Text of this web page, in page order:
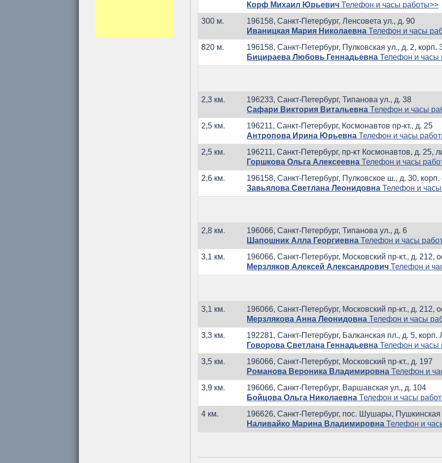
Корф Михаил Юрьевич Телефон и часы работы>>
300 м.
196158, Санкт-Петербург, Ленсовета ул., д. 90
Иваницкая Мария Николаевна Телефон и часы
820 м.
196158, Санкт-Петербург, Пулковская ул., д. 2, корп.
Бицираева Любовь Геннадьевна Телефон и часы
2,3 км.
196233, Санкт-Петербург, Типанова ул., д. 38
Сафари Виктория Витальевна Телефон и часы
2,5 км.
196211, Санкт-Петербург, Космонавтов пр-кт., д. 25
Антропова Ирина Юрьевна Телефон и часы
2,5 км.
196211, Санкт-Петербург, пр-кт Космонавтов, д. 25,
Горшкова Ольга Алексеевна Телефон и часы
2,6 км.
196158, Санкт-Петербург, Пулковское ш., д. 30, корп.
Завьялова Светлана Леонидовна Телефон и
2,8 км.
196066, Санкт-Петербург, Типанова ул., д. 6
Шапошник Алла Георгиевна Телефон и часы
3,1 км.
196066, Санкт-Петербург, Московский пр-кт., д. 212,
Мерзляков Алексей Александрович Телефон и
3,1 км.
196066, Санкт-Петербург, Московский пр-кт., д. 212,
Мерзлякова Анна Леонидовна Телефон и часы
3,3 км.
192281, Санкт-Петербург, Балканская пл., д. 5,
Говорова Светлана Геннадьевна Телефон и часы
3,5 км.
196066, Санкт-Петербург, Московский пр-кт., д. 197
Романова Вероника Владимировна Телефон и
3,9 км.
196066, Санкт-Петербург, Варшавская ул., д. 104
Бойцова Ольга Николаевна Телефон и часы
4 км.
196626, Санкт-Петербург, пос. Шушары, Пушкинская
Наливайко Марина Владимировна Телефон и